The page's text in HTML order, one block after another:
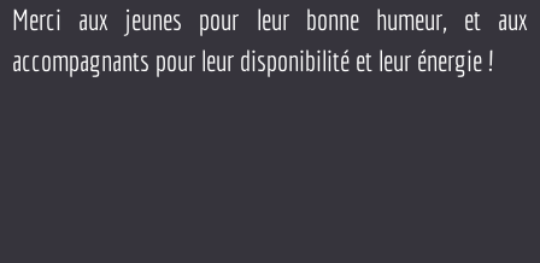
Merci aux jeunes pour leur bonne humeur, et aux
accompagnants pour leur disponibilité et leur énergie !